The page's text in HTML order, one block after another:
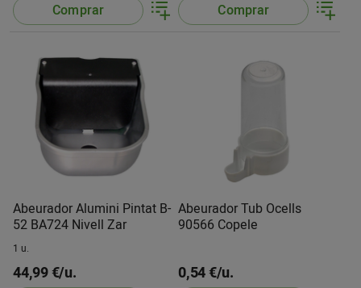
Comprar Comprar
Abeurador Alumini Pintat B-
52 BA724 Nivell Zar
1 u.
44,99 €/u.
Abeurador Tub Ocells
90566 Copele
0,54 €/u.